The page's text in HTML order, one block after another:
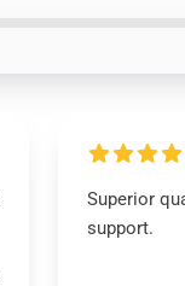
Superior
support.